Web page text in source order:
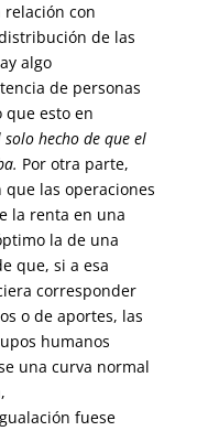
relación con
de las
algo
de perso­nas
que esto en
hecho de que el
Por otra parte,
las operaciones
la renta en una
la de una
que, si a esa
corresponder
o de aportes, las
humanos
una curva normal
fuese